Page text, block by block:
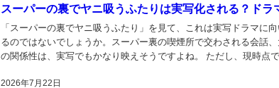
スーパーの裏でヤニ吸うふたりは実写化される？ドラ
2026年7月22日
「スーパーの裏でヤニ吸うふたり」を見て、これは実写ドラマに
るのではないでしょうか。スーパー裏の喫煙所で交わされる会話
の関係性は、実写でもかなり映えそうですよね。 ただし、現時点